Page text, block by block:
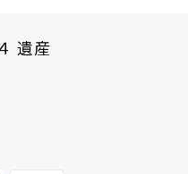
遺産